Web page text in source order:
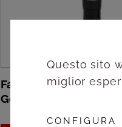
Farmacia SS.
Gel doccia - 60ml/
Questo sito
miglior
CONFIGURA